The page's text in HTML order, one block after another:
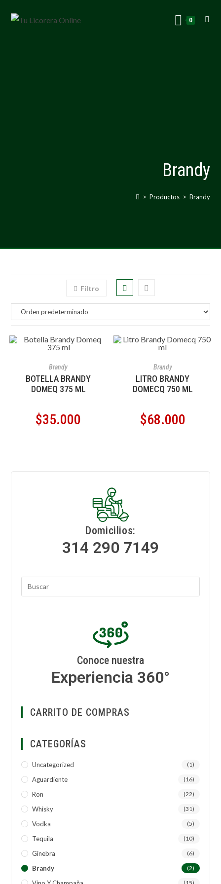
0
Brandy
> Productos > Brandy
Filtro
Brandy
BOTELLA BRANDY
DOMEQ 375 ML
$35.000
Brandy
LITRO BRANDY
DOMECQ 750 ML
$68.000
Domicilios:
314 290 7149
Conoce nuestra
Experiencia 360°
CARRITO DE COMPRAS
CATEGORÍAS
Uncategorized (1)
Aguardiente (16)
Ron (22)
Whisky (31)
Vodka (5)
Tequila (10)
Ginebra (6)
Brandy (2)
(15)